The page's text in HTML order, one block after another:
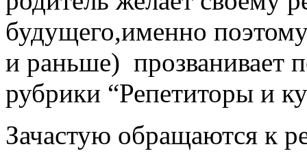
будущего,именно
и раньше) прозванивает
рубрики “Репетиторы и
Зачастую обращаются к